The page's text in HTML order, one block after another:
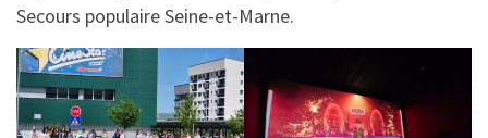
Secours populaire Seine-et-Marne.